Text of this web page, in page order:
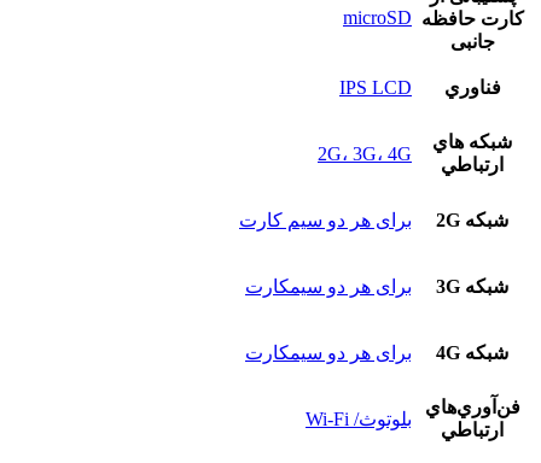
کارت حافظه
جانبی
microSD
فناوري IPS LCD
شبکه هاي
ارتباطي
2G، 3G، 4G
شبکه 2G برای هر دو سیم کارت
شبکه 3G برای هر دو سیمکارت
شبکه 4G برای هر دو سیمکارت
فن‌آوري‌هاي
ارتباطي
بلوتوث/ Wi-Fi